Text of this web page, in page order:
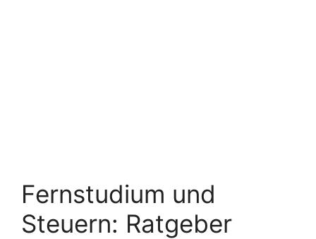
Fernstudium und
Steuern: Ratgeber